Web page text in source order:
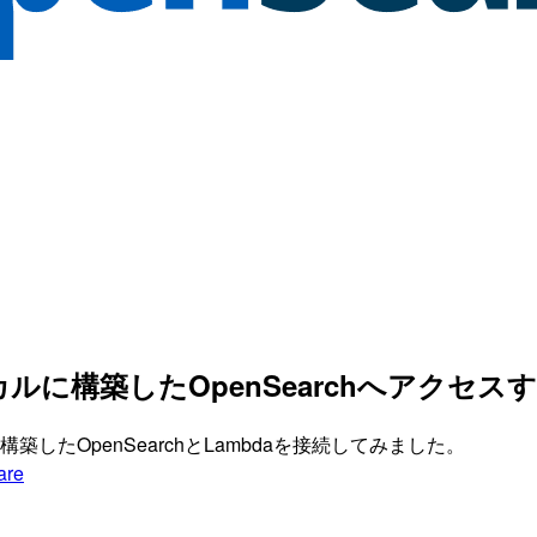
に構築したOpenSearchへアクセス
したOpenSearchとLambdaを接続してみました。